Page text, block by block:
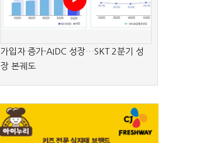
가입자 증가·AIDC 성장…SKT 2분기 성
장 본궤도